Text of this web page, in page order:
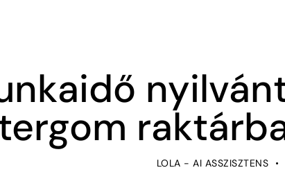
LOLA - AI ASSZISZTENS